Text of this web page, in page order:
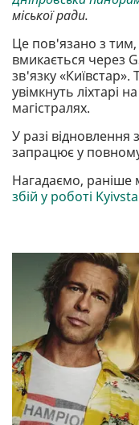
міської ради.
Це пов'язано з тим,
вмикається через
зв'язку
увімкнуть ліхтарі
магістралях.
У разі відновлення
запрацює у
Нагадаємо, раніше
збій у роботі